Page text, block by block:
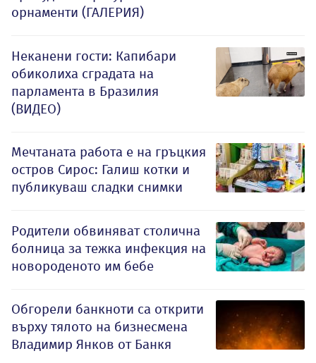
орнаменти (ГАЛЕРИЯ)
Неканени гости: Капибари
обиколиха сградата на
парламента в Бразилия
(ВИДЕО)
Мечтаната работа е на гръцкия
остров Сирос: Галиш котки и
публикуваш сладки снимки
Родители обвиняват столична
болница за тежка инфекция на
новороденото им бебе
Обгорели банкноти са открити
върху тялото на бизнесмена
Владимир Янков от Банкя